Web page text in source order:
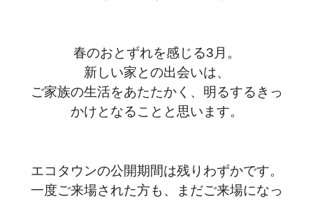
春のおとずれを感じる3月。
新しい家との出会いは、
ご家族の生活をあたたかく、明るするきっ
かけとなることと思います。
エコタウンの公開期間は残りわずかです。
一度ご来場された方も、まだご来場になっ